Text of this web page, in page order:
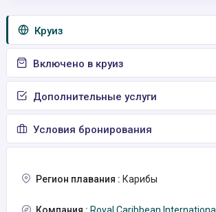
Круиз
Включено в круиз
Дополнительные услуги
Условия бронирования
Регион плавания : Карибы